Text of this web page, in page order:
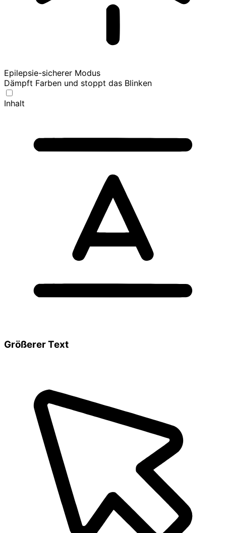
Epilepsie-sicherer Modus
Dämpft Farben und stoppt das Blinken
Inhalt
Größerer Text